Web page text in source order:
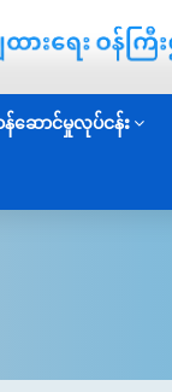
န်ဆောင်မှုလုပ်ငန်း